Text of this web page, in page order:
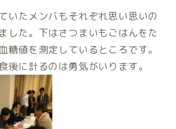
いたメンバもそれぞれ思い思いの
した。下はさつまいもごはんをた
糖値を測定しているところです。
後に計るのは勇気がいります。